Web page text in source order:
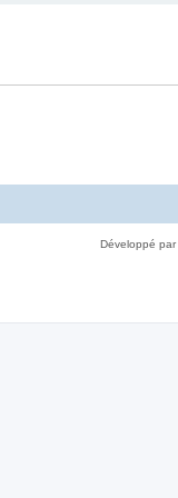
Développé par